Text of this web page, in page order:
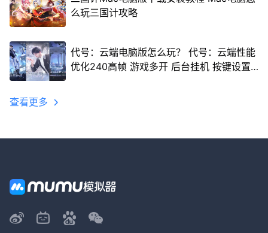
么玩三国计攻略
代号：云端电脑版怎么玩？ 代号：云端性能
优化240高帧 游戏多开 后台挂机 按键设置
查看更多